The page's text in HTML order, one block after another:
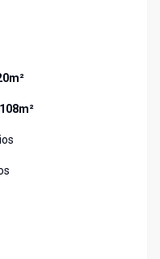
m²
108m²
s
s